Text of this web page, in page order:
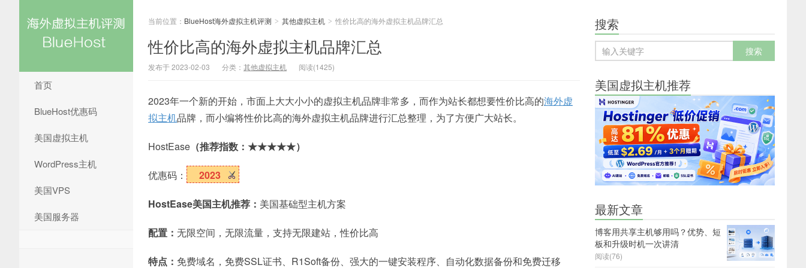
首页
BlueHost优惠码
美国虚拟主机
WordPress主机
美国VPS
美国服务器
当前位置： BlueHost海外虚拟主机评测 > 其他虚拟主机 > 性价比高的海外虚拟主机品牌汇总
性价比高的海外虚拟主机品牌汇总
发布于 2023-02-03 分类： 其他虚拟主机 阅读(1425)
2023年一个新的开始，市面上大大小小的虚拟主机品牌非常多，而作为站长都想要性价比高的海外虚
拟主机品牌，而小编将性价比高的海外虚拟主机品牌进行汇总整理，为了方便广大站长。
HostEase （推荐指数：★★★★★）
优惠码： 2023
HostEase美国主机推荐： 美国基础型主机方案
配置： 无限空间，无限流量，支持无限建站，性价比高
特点： 免费域名，免费SSL证书、R1Soft备份、强大的一键安装程序、自动化数据备份和免费迁移
搜索
美国虚拟主机推荐
最新文章
博客用共享主机够用吗？优势、短
板和升级时机一次讲清
阅读(76)